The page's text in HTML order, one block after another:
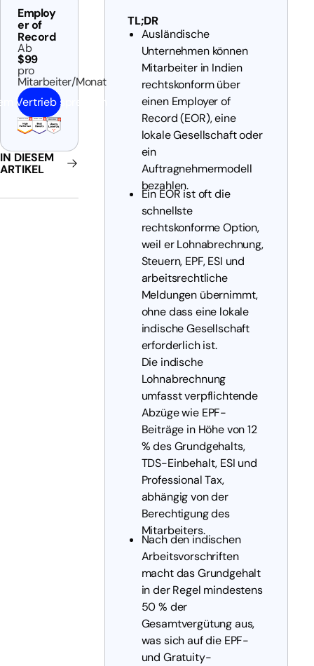
Employ
er of
Record
Ab
$99
pro
Mitarbeiter/Monat
Vertrieb sprechen
IN DIESEM
ARTIKEL
TL;DR
Ausländische
Unternehmen können
Mitarbeiter in Indien
rechtskonform über
einen Employer of
Record (EOR), eine
lokale Gesellschaft oder
ein
Auftragnehmermodell
bezahlen.
Ein EOR ist oft die
schnellste
rechtskonforme Option,
weil er Lohnabrechnung,
Steuern, EPF, ESI und
arbeitsrechtliche
Meldungen übernimmt,
ohne dass eine lokale
indische Gesellschaft
erforderlich ist.
Die indische
Lohnabrechnung
umfasst verpflichtende
Abzüge wie EPF-
Beiträge in Höhe von 12
% des Grundgehalts,
TDS-Einbehalt, ESI und
Professional Tax,
abhängig von der
Berechtigung des
Mitarbeiters.
Nach den indischen
Arbeitsvorschriften
macht das Grundgehalt
in der Regel mindestens
50 % der
Gesamtvergütung aus,
was sich auf die EPF-
und Gratuity-